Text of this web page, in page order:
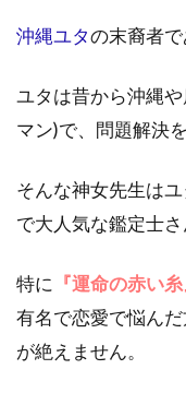
沖縄ユタの末裔者で
ユタは昔から沖縄
マン)で、問題解決
そんな神女先生は
で大人気な鑑定士さ
特に 『運命の赤い
有名で恋愛で悩ん
が絶えません。